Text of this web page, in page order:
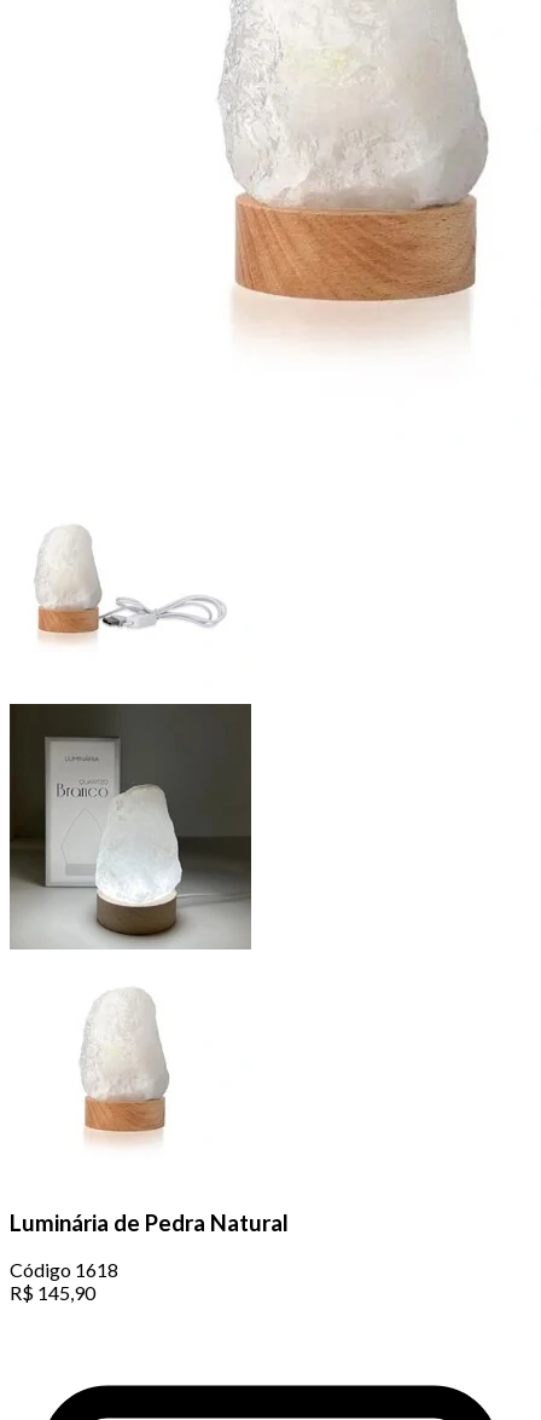
Luminária de Pedra Natural
Código 1618
R$ 145,90